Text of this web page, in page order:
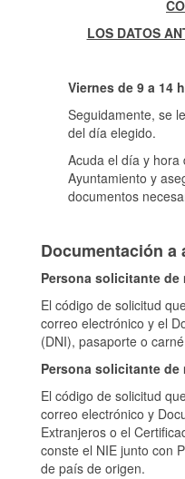
LOS DATOS
Viernes de 9 a 14
Seguidamente, se
del día elegido.
Acuda el día y hora
Ayuntamiento y
documentos
Documentación a
Persona solicitante
El código de solicitud
correo electrónico y el
(DNI), pasaporte o
Persona solicitante
El código de solicitud
correo electrónico y
Extranjeros o el
conste el NIE junto con
de país de origen.